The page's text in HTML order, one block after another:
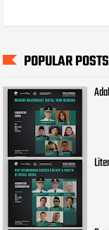
POPULAR POSTS